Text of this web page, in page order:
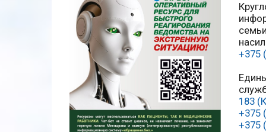
+375
183
+375
+375